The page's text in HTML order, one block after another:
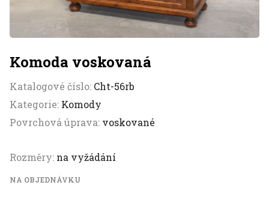
Komoda voskovaná
Katalogové číslo: Cht-56rb
Kategorie: Komody
Povrchová úprava: voskované
Rozměry: na vyžádání
NA OBJEDNÁVKU